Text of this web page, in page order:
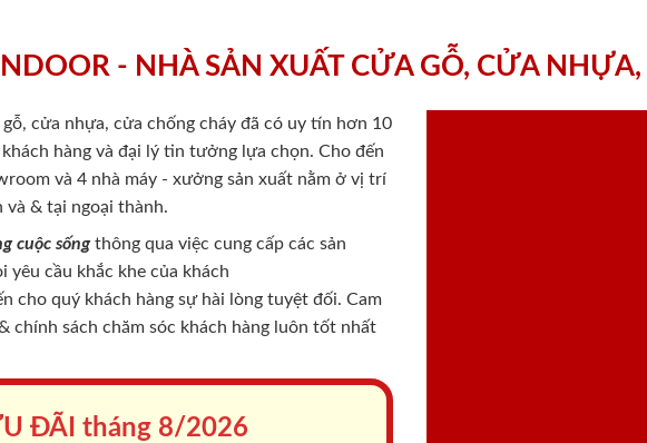
- NHÀ SẢN XUẤT CỬA GỖ, CỬA
cửa nhựa, cửa chống cháy đã có uy tín hơn 10
hàng và đại lý tin tưởng lựa chọn. Cho đến
và 4 nhà máy - xưởng sản xuất nằm ở vị trí
& tại ngoại thành.
cuộc sốngthông qua việc cung cấp các sản
yêu cầu khắc khe của khách
cho quý khách hàng sự hài lòng tuyệt đối. Cam
chính sách chăm sóc khách hàng luôn tốt nhất
ĐÃI tháng 8/2026